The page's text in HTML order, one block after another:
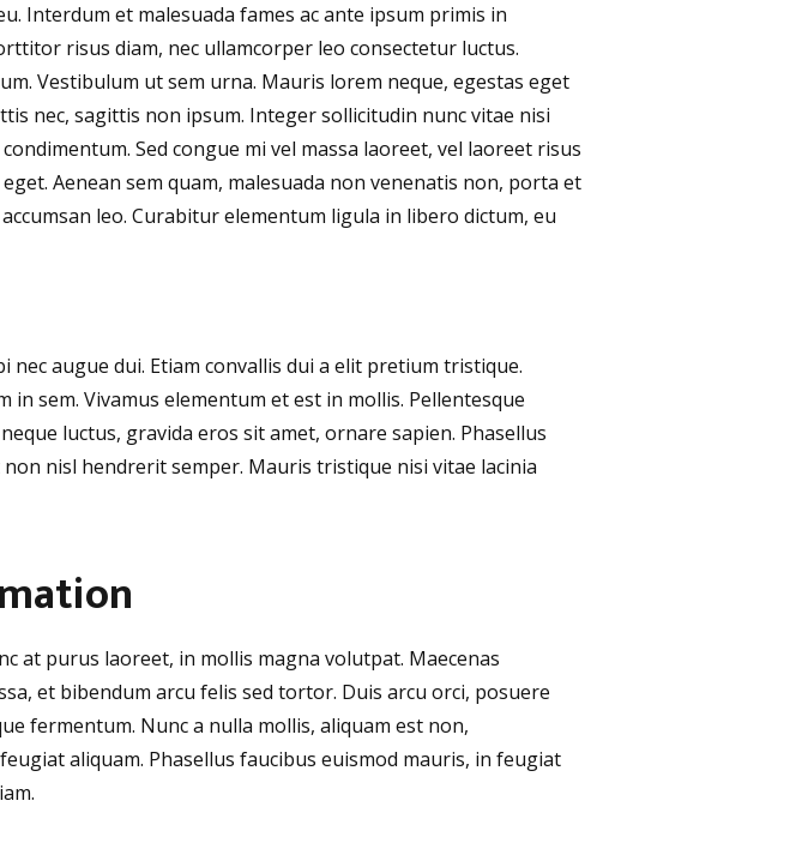
Interdum et malesuada fames ac ante ipsum primis in
risus diam, nec ullamcorper leo consectetur luctus.
Vestibulum ut sem urna. Mauris lorem neque, egestas eget
nec, sagittis non ipsum. Integer sollicitudin nunc vitae nisi
Sed congue mi vel massa laoreet, vel laoreet risus
Aenean sem quam, malesuada non venenatis non, porta et
leo. Curabitur elementum ligula in libero dictum, eu
augue dui. Etiam convallis dui a elit pretium tristique.
sem. Vivamus elementum et est in mollis. Pellentesque
luctus, gravida eros sit amet, ornare sapien. Phasellus
nisl hendrerit semper. Mauris tristique nisi vitae lacinia
at purus laoreet, in mollis magna volutpat. Maecenas
et bibendum arcu felis sed tortor. Duis arcu orci, posuere
fermentum. Nunc a nulla mollis, aliquam est non,
aliquam. Phasellus faucibus euismod mauris, in feugiat